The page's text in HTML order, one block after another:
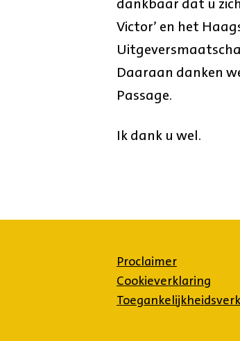
dankbaar dat u
Victor’ en het
Daaraan danken
Passage.
Ik dank u wel.
Proclaimer
Cookieverklaring